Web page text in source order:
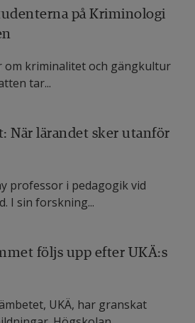
på Kriminologi
om kriminalitet och gängkultur
tar...
När lärandet sker utanför
professor i pedagogik vid
I sin forskning...
följs upp efter UKÄ:s
UKÄ, har granskat